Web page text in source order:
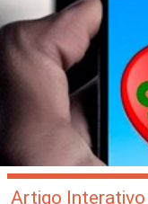
Artigo Interativo